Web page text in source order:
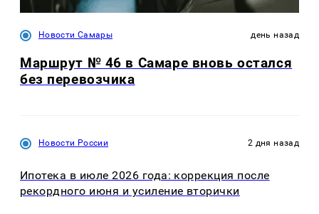
Новости Самары день назад
Маршрут № 46 в Самаре вновь остался
без перевозчика
Новости России 2 дня назад
Ипотека в июле 2026 года: коррекция после
рекордного июня и усиление вторички